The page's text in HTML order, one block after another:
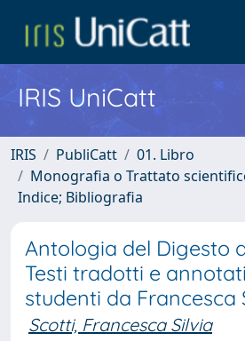
IRIS UniCatt
IRIS PubliCatt
01. Libro
Monografia o Trattato
Indice; Bibliografia
Antologia del Digesto
Testi tradotti e
studenti da Francesca
Scotti, Francesca Silvia